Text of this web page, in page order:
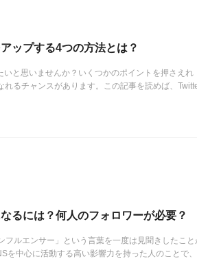
ップする4つの方法とは？
と思いませんか？いくつかのポイントを押さえれ
るチャンスがあります。この記事を読めば、
るには？何人のフォロワーが必要？
フルエンサー」という言葉を一度は見聞きしたこと
を中心に活動する高い影響力を持った人のことで